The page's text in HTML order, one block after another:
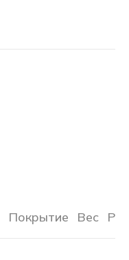
Покрытие Вес